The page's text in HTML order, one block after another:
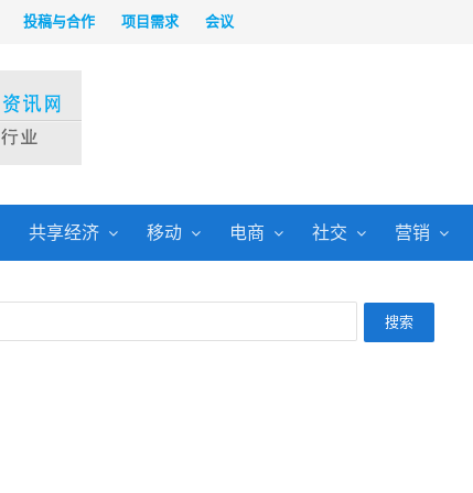
投稿与合作 项目需求 会议
共享经济 移动 电商 社交 营销